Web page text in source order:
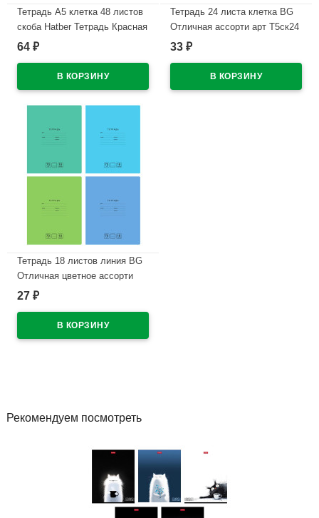
Тетрадь А5 клетка 48 листов
скоба Hatber Тетрадь Красная
арт.48Т5В1_27565
64 ₽
Тетрадь 24 листа клетка BG
Отличная ассорти арт Т5ск24
11785
33 ₽
Тетрадь 18 листов линия BG
Отличная цветное ассорти
арт Т5ск18 11780
27 ₽
Рекомендуем посмотреть